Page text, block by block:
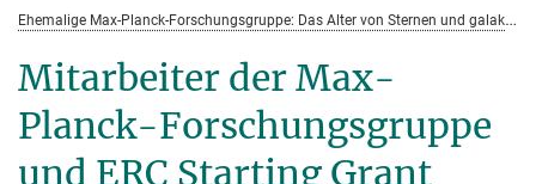
E
hemalige Max-Planck-Forschungsgruppe: Das Alter von Sternen und galaktische Entwicklung
Mitarbeiter der Max-
Planck-Forschungsgruppe
und ERC Starting Grant